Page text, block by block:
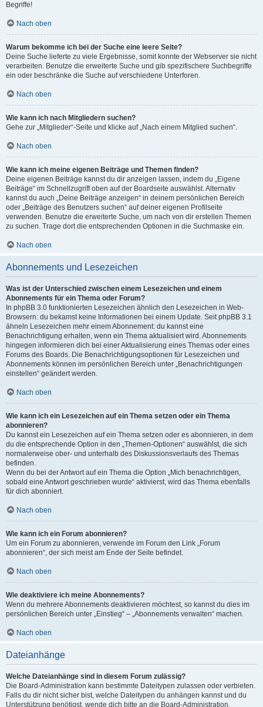
Begriffe!
Nach oben
Warum bekomme ich bei der Suche eine leere Seite?
Deine Suche lieferte zu viele Ergebnisse, somit konnte der Webserver sie nicht
verarbeiten. Benutze die erweiterte Suche und gib spezifischere Suchbegriffe
ein oder beschränke die Suche auf verschiedene Unterforen.
Nach oben
Wie kann ich nach Mitgliedern suchen?
Gehe zur „Mitglieder“-Seite und klicke auf „Nach einem Mitglied suchen“.
Nach oben
Wie kann ich meine eigenen Beiträge und Themen finden?
Deine eigenen Beiträge kannst du dir anzeigen lassen, indem du „Eigene
Beiträge“ im Schnellzugriff oben auf der Boardseite auswählst. Alternativ
kannst du auch „Deine Beiträge anzeigen“ in deinem persönlichen Bereich
oder „Beiträge des Benutzers suchen“ auf deiner eigenen Profilseite
verwenden. Benutze die erweiterte Suche, um nach von dir erstellen Themen
zu suchen. Trage dort die entsprechenden Optionen in die Suchmaske ein.
Nach oben
Abonnements und Lesezeichen
Was ist der Unterschied zwischen einem Lesezeichen und einem
Abonnements für ein Thema oder Forum?
In phpBB 3.0 funktionierten Lesezeichen ähnlich den Lesezeichen in Web-
Browsern: du bekamst keine Informationen bei einem Update. Seit phpBB 3.1
ähneln Lesezeichen mehr einem Abonnement: du kannst eine
Benachrichtigung erhalten, wenn ein Thema aktualisiert wird. Abonnements
hingegen informieren dich bei einer Aktualisierung eines Themas oder eines
Forums des Boards. Die Benachrichtigungsoptionen für Lesezeichen und
Abonnements können im persönlichen Bereich unter „Benachrichtigungen
einstellen“ geändert werden.
Nach oben
Wie kann ich ein Lesezeichen auf ein Thema setzen oder ein Thema
abonnieren?
Du kannst ein Lesezeichen auf ein Thema setzen oder es abonnieren, in dem
du die entsprechende Option in den „Themen-Optionen“ auswählst, die sich
normalerweise ober- und unterhalb des Diskussionsverlaufs des Themas
befinden.
Wenn du bei der Antwort auf ein Thema die Option „Mich benachrichtigen,
sobald eine Antwort geschrieben wurde“ aktivierst, wird das Thema ebenfalls
für dich abonniert.
Nach oben
Wie kann ich ein Forum abonnieren?
Um ein Forum zu abonnieren, verwende im Forum den Link „Forum
abonnieren“, der sich meist am Ende der Seite befindet.
Nach oben
Wie deaktiviere ich meine Abonnements?
Wenn du mehrere Abonnements deaktivieren möchtest, so kannst du dies im
persönlichen Bereich unter „Einstieg“ – „Abonnements verwalten“ machen.
Nach oben
Dateianhänge
Welche Dateianhänge sind in diesem Forum zulässig?
Die Board-Administration kann bestimmte Dateitypen zulassen oder verbieten.
Falls du dir nicht sicher bist, welche Dateitypen du anhängen kannst und du
Unterstützung benötigst, wende dich bitte an die Board-Administration.